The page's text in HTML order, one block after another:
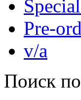
Pre-
v/a
Поиск